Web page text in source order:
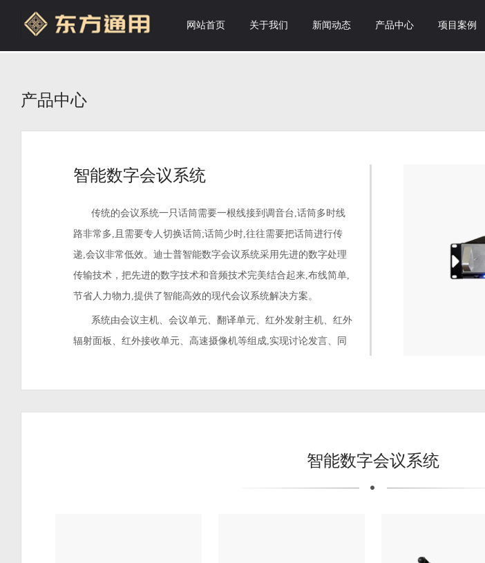
网站首页 关于我们 新闻动态 产品中心 项目案例
产品中心
智能数字会议系统
传统的会议系统一只话筒需要一根线接到调音台,话筒多时线
路非常多,且需要专人切换话筒;话筒少时,往往需要把话筒进行传
递,会议非常低效。迪士普智能数字会议系统采用先进的数字处理
传输技术，把先进的数字技术和音频技术完美结合起来,布线简单,
节省人力物力,提供了智能高效的现代会议系统解决方案。
系统由会议主机、会议单元、翻译单元、红外发射主机、红外
辐射面板、红外接收单元、高速摄像机等组成,实现讨论发言、同
智能数字会议系统